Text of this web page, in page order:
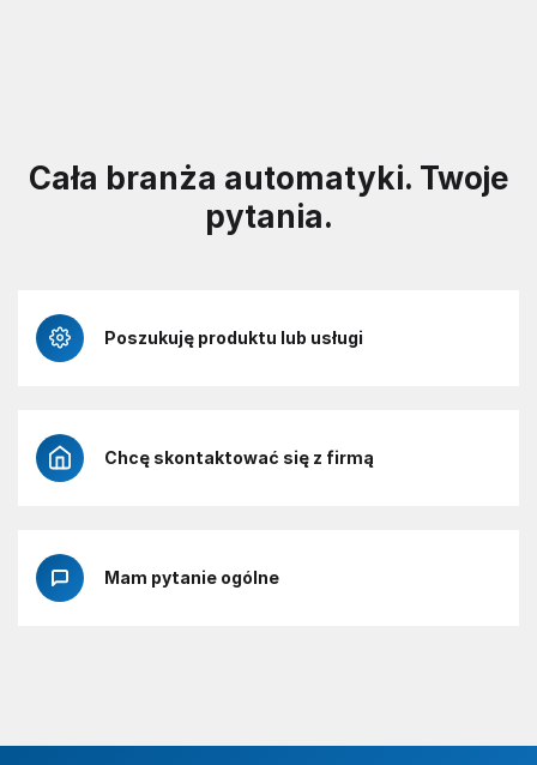
Cała branża automatyki. Twoje
pytania.
Poszukuję produktu lub usługi
Chcę skontaktować się z firmą
Mam pytanie ogólne